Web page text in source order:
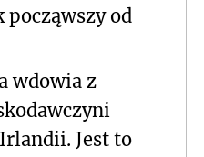
począwszy od
wdowia z
Jest to